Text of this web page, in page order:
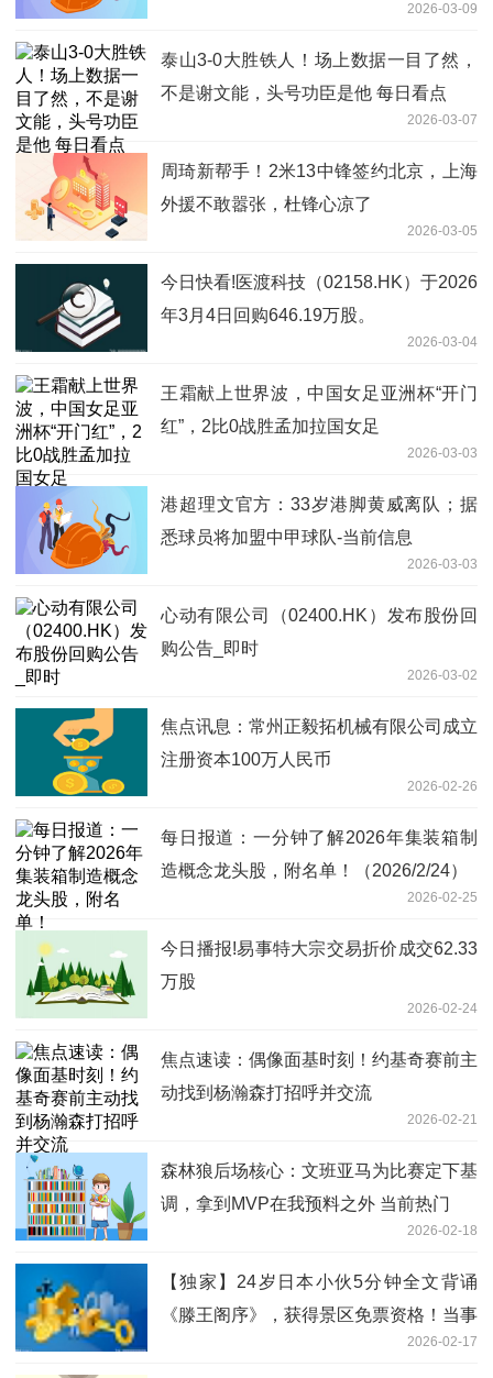
2026-03-09
泰山3-0大胜铁人！场上数据一目了然，
不是谢文能，头号功臣是他 每日看点
2026-03-07
周琦新帮手！2米13中锋签约北京，上海
外援不敢嚣张，杜锋心凉了
2026-03-05
今日快看!医渡科技（02158.HK）于2026
年3月4日回购646.19万股。
2026-03-04
王霜献上世界波，中国女足亚洲杯“开门
红”，2比0战胜孟加拉国女足
2026-03-03
港超理文官方：33岁港脚黄威离队；据
悉球员将加盟中甲球队-当前信息
2026-03-03
心动有限公司（02400.HK）发布股份回
购公告_即时
2026-03-02
焦点讯息：常州正毅拓机械有限公司成立
注册资本100万人民币
2026-02-26
每日报道：一分钟了解2026年集装箱制
造概念龙头股，附名单！（2026/2/24）
2026-02-25
今日播报!易事特大宗交易折价成交62.33
万股
2026-02-24
焦点速读：偶像面基时刻！约基奇赛前主
动找到杨瀚森打招呼并交流
2026-02-21
森林狼后场核心：文班亚马为比赛定下基
调，拿到MVP在我预料之外 当前热门
2026-02-18
【独家】24岁日本小伙5分钟全文背诵
《滕王阁序》，获得景区免票资格！当事
人：系统评分60分以上可以免票，我是
2026-02-17